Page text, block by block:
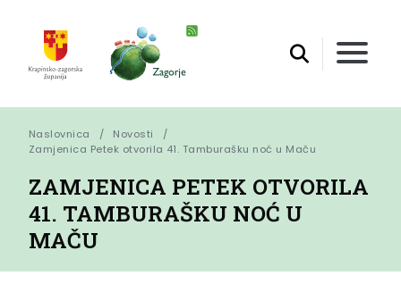
Naslovnica
Novosti
Zamjenica Petek otvorila 41. Tamburašku noć u Maču
ZAMJENICA PETEK OTVORILA
41. TAMBURAŠKU NOĆ U
MAČU